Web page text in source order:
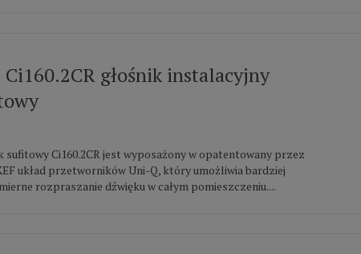
Ci160.2CR głośnik instalacyjny
sufitowy Ci160.2CR jest wyposażony w opatentowany przez
układ przetworników Uni-Q, który umożliwia bardziej
rozpraszanie dźwięku w całym pomieszczeniu....